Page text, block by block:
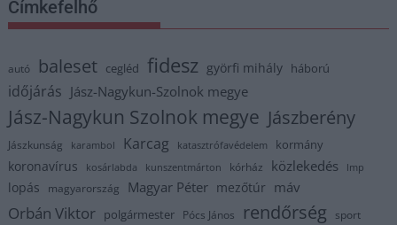
Címkefelhő
autó baleset cegléd fidesz györfi mihály háború
időjárás Jász-Nagykun-Szolnok megye
Jász-Nagykun Szolnok megye Jászberény
Jászkunság karambol Karcag katasztrófavédelem kormány
koronavírus kosárlabda kunszentmárton kórház közlekedés lmp
lopás magyarország Magyar Péter mezőtúr máv
Orbán Viktor polgármester Pócs János rendőrség sport